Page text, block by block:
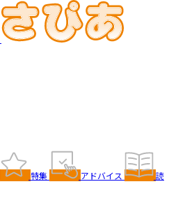
特集 アドバイス 読